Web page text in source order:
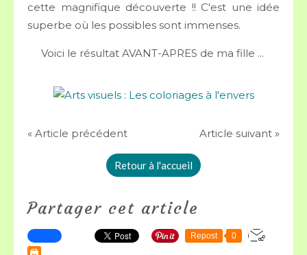
cette magnifique découverte !! C'est une idée
superbe où les possibles sont immenses.
Voici le résultat AVANT-APRES de ma fille ...
« Article précédent Article suivant »
Retour à l'accueil
Partager cet article
Repost 0